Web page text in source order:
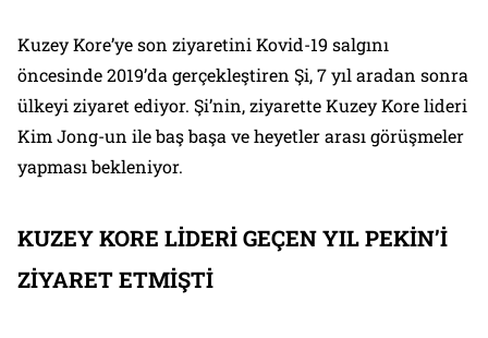
Kuzey Kore’ye son ziyaretini Kovid-19 salgını
öncesinde 2019’da gerçekleştiren Şi, 7 yıl aradan sonra
ülkeyi ziyaret ediyor. Şi’nin, ziyarette Kuzey Kore lideri
Kim Jong-un ile baş başa ve heyetler arası görüşmeler
yapması bekleniyor.
KUZEY KORE LİDERİ GEÇEN YIL PEKİN’İ
ZİYARET ETMİŞTİ